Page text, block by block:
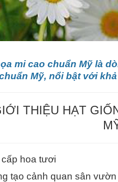
mi cao chuẩn Mỹ là
Mỹ, nổi bật với
THIỆU HẠT
hoa tươi
tạo cảnh quan sân vườn